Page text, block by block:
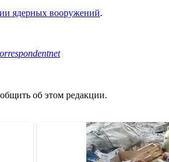
ядерных вооружений.
об этом редакции.